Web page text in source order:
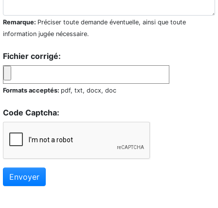
Remarque: Préciser toute demande éventuelle, ainsi que toute
information jugée nécessaire.
Fichier corrigé:
Formats acceptés: pdf, txt, docx, doc
Code Captcha:
Envoyer